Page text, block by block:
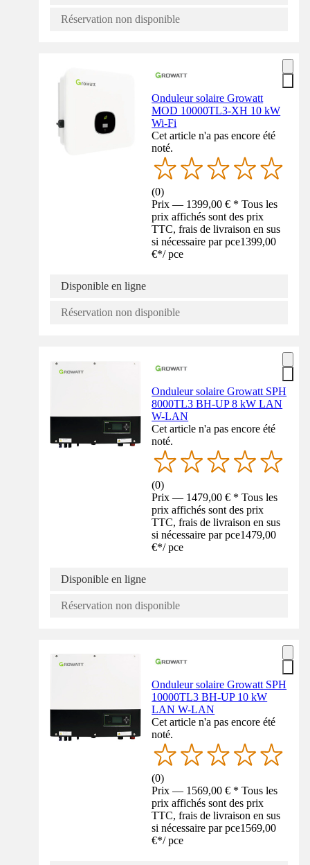
Réservation non disponible
Onduleur solaire Growatt
MOD 10000TL3-XH 10 kW
Wi-Fi
Cet article n'a pas encore été
noté.
(0)
Prix — 1399,00 € * Tous les
prix affichés sont des prix
TTC, frais de livraison en sus
si nécessaire par pce1399,00
€*/ pce
Disponible en ligne
Réservation non disponible
Onduleur solaire Growatt SPH
8000TL3 BH-UP 8 kW LAN
W-LAN
Cet article n'a pas encore été
noté.
(0)
Prix — 1479,00 € * Tous les
prix affichés sont des prix
TTC, frais de livraison en sus
si nécessaire par pce1479,00
€*/ pce
Disponible en ligne
Réservation non disponible
Onduleur solaire Growatt SPH
10000TL3 BH-UP 10 kW
LAN W-LAN
Cet article n'a pas encore été
noté.
(0)
Prix — 1569,00 € * Tous les
prix affichés sont des prix
TTC, frais de livraison en sus
si nécessaire par pce1569,00
€*/ pce